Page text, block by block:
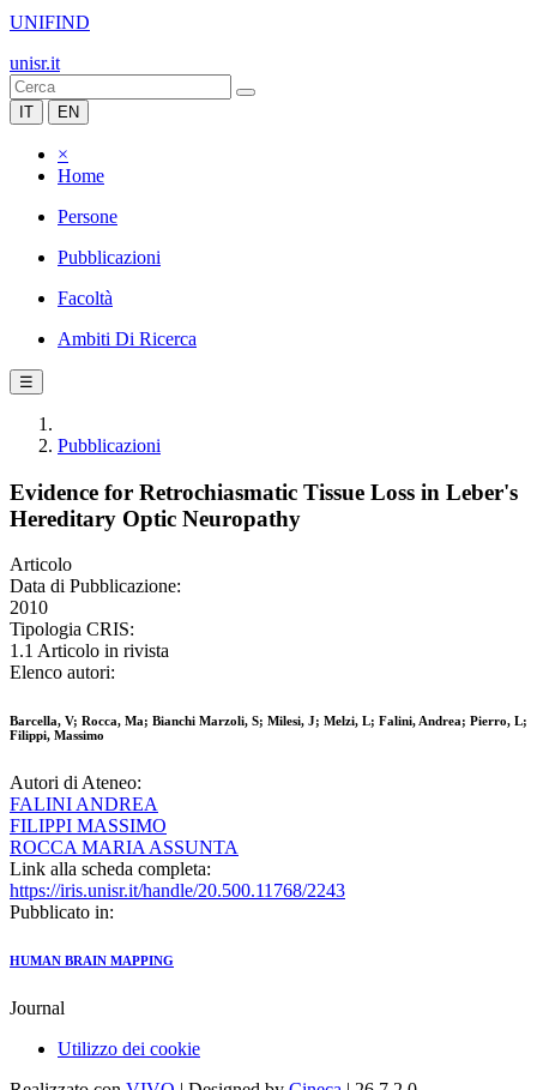
UNIFIND
unisr.it
IT EN
×
Home
Persone
Pubblicazioni
Facoltà
Ambiti Di Ricerca
☰
Pubblicazioni
Evidence for Retrochiasmatic Tissue Loss in Leber's
Hereditary Optic Neuropathy
Articolo
Data di Pubblicazione:
2010
Tipologia CRIS:
1.1 Articolo in rivista
Elenco autori:
Barcella, V; Rocca, Ma; Bianchi Marzoli, S; Milesi, J; Melzi, L; Falini, Andrea; Pierro, L;
Filippi, Massimo
Autori di Ateneo:
FALINI ANDREA
FILIPPI MASSIMO
ROCCA MARIA ASSUNTA
Link alla scheda completa:
https://iris.unisr.it/handle/20.500.11768/2243
Pubblicato in:
HUMAN BRAIN MAPPING
Journal
Utilizzo dei cookie